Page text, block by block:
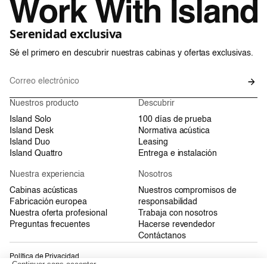
Serenidad exclusiva
Sé el primero en descubrir nuestras cabinas y ofertas exclusivas.
Nuestros producto
Island Solo
Island Desk
Island Duo
Island Quattro
Descubrir
100 días de prueba
Normativa acústica
Leasing
Entrega e instalación
Nuestra experiencia
Cabinas acústicas
Fabricación europea
Nuestra oferta profesional
Preguntas frecuentes
Nosotros
Nuestros compromisos de
responsabilidad
Trabaja con nosotros
Hacerse revendedor
Contáctanos
Política de Privacidad